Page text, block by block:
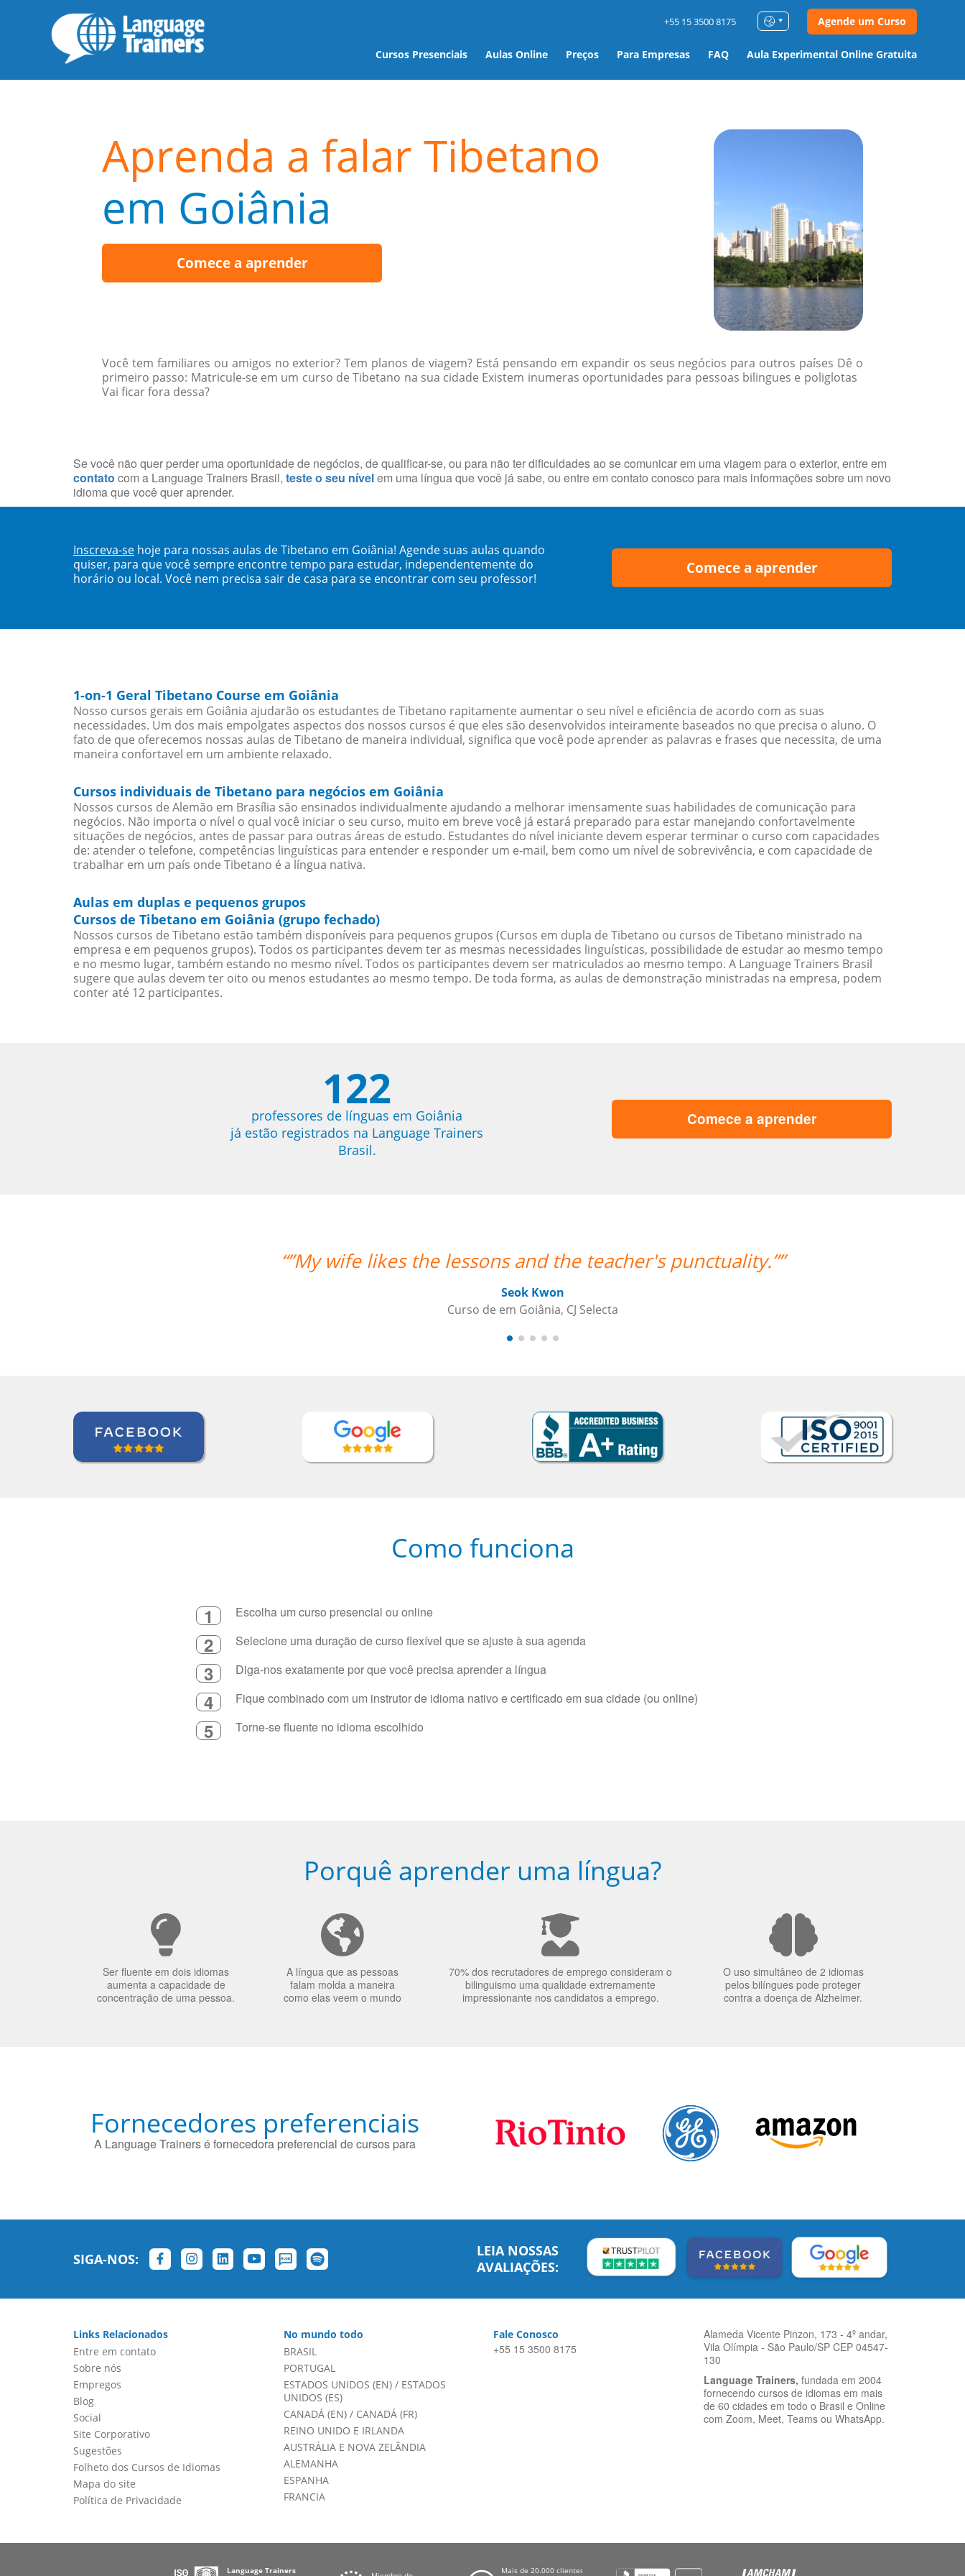
Cursos Presenciais Aulas Online Preços Para Empresas FAQ Aula Experimental Online Gratuita
+55 15 3500 8175 Agende um Curso
Aprenda a falar Tibetano
em Goiânia
Comece a aprender
Você tem familiares ou amigos no exterior? Tem planos de viagem? Está pensando em expandir os seus negócios para outros países Dê o
primeiro passo: Matricule-se em um curso de Tibetano na sua cidade Existem inumeras oportunidades para pessoas bilingues e poliglotas
Vai ficar fora dessa?
Se você não quer perder uma oportunidade de negócios, de qualificar-se, ou para não ter dificuldades ao se comunicar em uma viagem para o exterior, entre em
contato com a Language Trainers Brasil, teste o seu nívelem uma língua que você já sabe, ou entre em contato conosco para mais informações sobre um novo
idioma que você quer aprender.
Inscreva-se hoje para nossas aulas de Tibetano em Goiânia! Agende suas aulas quando
quiser, para que você sempre encontre tempo para estudar, independentemente do
horário ou local. Você nem precisa sair de casa para se encontrar com seu professor!
Comece a aprender
1-on-1 Geral Tibetano Course em Goiânia
Nosso cursos gerais em Goiânia ajudarão os estudantes de Tibetano rapitamente aumentar o seu nível e eficiência de acordo com as suas
necessidades. Um dos mais empolgates aspectos dos nossos cursos é que eles são desenvolvidos inteiramente baseados no que precisa o aluno. O
fato de que oferecemos nossas aulas de Tibetano de maneira individual, significa que você pode aprender as palavras e frases que necessita, de uma
maneira confortavel em um ambiente relaxado.
Cursos individuais de Tibetano para negócios em Goiânia
Nossos cursos de Alemão em Brasília são ensinados individualmente ajudando a melhorar imensamente suas habilidades de comunicação para
negócios. Não importa o nível o qual você iniciar o seu curso, muito em breve você já estará preparado para estar manejando confortavelmente
situações de negócios, antes de passar para outras áreas de estudo. Estudantes do nível iniciante devem esperar terminar o curso com capacidades
de: atender o telefone, competências linguísticas para entender e responder um e-mail, bem como um nível de sobrevivência, e com capacidade de
trabalhar em um país onde Tibetano é a língua nativa.
Aulas em duplas e pequenos grupos
Cursos de Tibetano em Goiânia (grupo fechado)
Nossos cursos de Tibetano estão também disponíveis para pequenos grupos (Cursos em dupla de Tibetano ou cursos de Tibetano ministrado na
empresa e em pequenos grupos). Todos os participantes devem ter as mesmas necessidades linguísticas, possibilidade de estudar ao mesmo tempo
e no mesmo lugar, também estando no mesmo nível. Todos os participantes devem ser matriculados ao mesmo tempo. A Language Trainers Brasil
sugere que aulas devem ter oito ou menos estudantes ao mesmo tempo. De toda forma, as aulas de demonstração ministradas na empresa, podem
conter até 12 participantes.
122
professores de línguas em Goiânia
já estão registrados na Language Trainers
Brasil.
Comece a aprender
wife likes the lessons and the teacher's punctuality.”” “”Everything went excellently!
Como funciona
1 Escolha um curso presencial ou online
2 Selecione uma duração de curso flexível que se ajuste à sua agenda
3 Diga-nos exatamente por que você precisa aprender a língua
4 Fique combinado com um instrutor de idioma nativo e certificado em sua cidade (ou online)
5 Torne-se fluente no idioma escolhido
Porquê aprender uma língua?
Ser fluente em dois idiomas
aumenta a capacidade de
concentração de uma pessoa.
A língua que as pessoas
falam molda a maneira
como elas veem o mundo
70% dos recrutadores de emprego consideram o
bilinguismo uma qualidade extremamente
impressionante nos candidatos a emprego.
O uso simultâneo de 2 idiomas
pelos bilíngues pode proteger
contra a doença de Alzheimer.
Fornecedores preferenciais
A Language Trainers é fornecedora preferencial de cursos para
SIGA-NOS:
LEIA NOSSAS
AVALIAÇÕES:
Links Relacionados
Entre em contato
Sobre nós
Empregos
Blog
Social
Site Corporativo
Sugestões
Folheto dos Cursos de Idiomas
Mapa do site
Política de Privacidade
No mundo todo
BRASIL
PORTUGAL
ESTADOS UNIDOS (EN)/ ESTADOS
UNIDOS (ES)
CANADÁ (EN)/ CANADÁ (FR)
REINO UNIDO E IRLANDA
AUSTRÁLIA E NOVA ZELÂNDIA
ALEMANHA
ESPANHA
FRANCIA
Fale Conosco
+55 15 3500 8175
Alameda Vicente Pinzon, 173 - 4º andar,
Vila Olímpia - São Paulo/SP CEP 04547-
130
Language Trainers, fundada em 2004
fornecendo cursos de idiomas em mais
de 60 cidades em todo o Brasil e Online
com Zoom, Meet, Teams ou WhatsApp.